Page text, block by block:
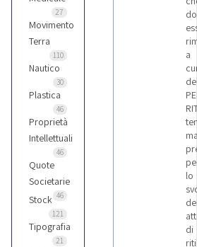
27
Movimento
Terra
110
Nautico
30
Plastica
46
Proprietà
Intellettuali
46
Quote
Societarie
46
Stock
121
Tipografia
21
a
lo
di